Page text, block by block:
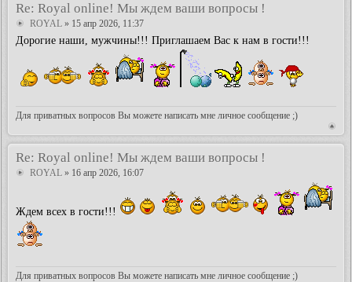
Re: Royal online! Мы ждем ваши вопросы !
ROYAL » 15 апр 2026, 11:37
Дорогие наши, мужчины!!! Приглашаем Вас к нам в гости!!!
Для приватных вопросов Вы можете написать мне личное сообщение ;)
Re: Royal online! Мы ждем ваши вопросы !
ROYAL » 16 апр 2026, 16:07
Ждем всех в гости!!!
Для приватных вопросов Вы можете написать мне личное сообщение ;)